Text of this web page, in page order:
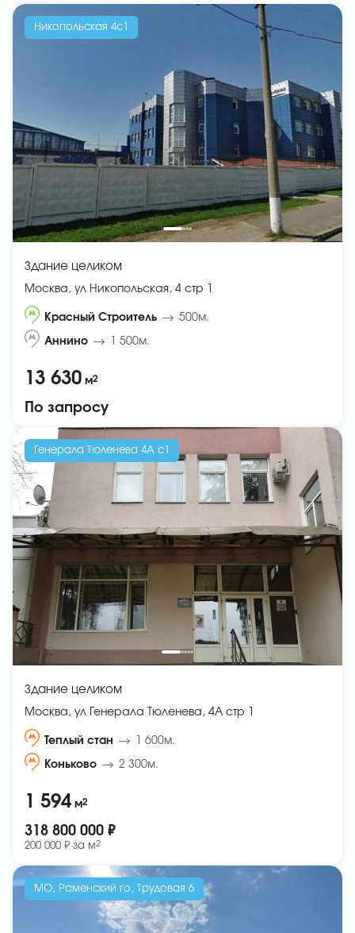
Никопольская 4с1
Здание целиком
Москва, ул Никопольская, 4 стр 1
Красный Строитель 500м.
Аннино 1 500м.
13 630 м2
По запросу
Генерала Тюленева 4А с1
Здание целиком
Москва, ул Генерала Тюленева, 4А стр 1
Теплый стан 1 600м.
Коньково 2 300м.
1 594 м2
318 800 000 ₽
200 000 ₽ за м2
МО, Раменский го, Трудовая 6